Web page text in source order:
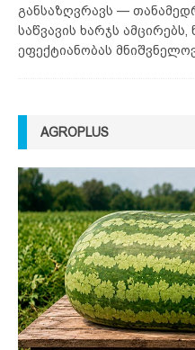
განსაზღვრავს —
საწვავის ხარჯს ამცირებს,
ეფექტიანობას
AGROPLUS